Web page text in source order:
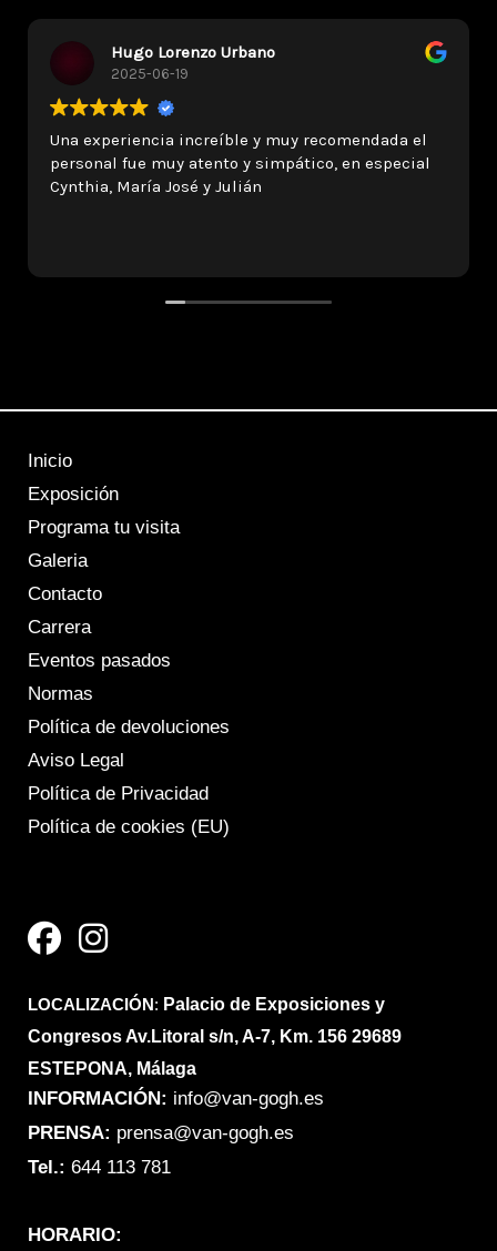
Hugo Lorenzo Urbano
2025-06-19
Una experiencia increíble y muy recomendada el
personal fue muy atento y simpático, en especial
Cynthia, María José y Julián
Inicio
Exposición
Programa tu visita
Galeria
Contacto
Carrera
Eventos pasados
Normas
Política de devoluciones
Aviso Legal
Política de Privacidad
Política de cookies (EU)
a
c
b
o
o
k
n
s
a
g
r
a
m
LOCALIZACIÓN: Palacio de Exposiciones y
Congresos Av.Litoral s/n, A-7, Km. 156 29689
ESTEPONA, Málaga
INFORMACIÓN: info@van-gogh.es
PRENSA: prensa@van-gogh.es
Tel.: 644 113 781
HORARIO: